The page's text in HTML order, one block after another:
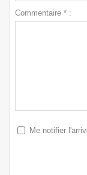
Commentaire * :
Me notifier